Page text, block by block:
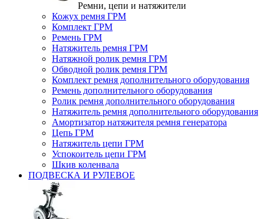
Ремни, цепи и натяжители
Кожух ремня ГРМ
Комплект ГРМ
Ремень ГРМ
Натяжитель ремня ГРМ
Натяжной ролик ремня ГРМ
Обводной ролик ремня ГРМ
Комплект ремня дополнительного оборудования
Ремень дополнительного оборудования
Ролик ремня дополнительного оборудования
Натяжитель ремня дополнительного оборудования
Амортизатор натяжителя ремня генератора
Цепь ГРМ
Натяжитель цепи ГРМ
Успокоитель цепи ГРМ
Шкив коленвала
ПОДВЕСКА И РУЛЕВОЕ